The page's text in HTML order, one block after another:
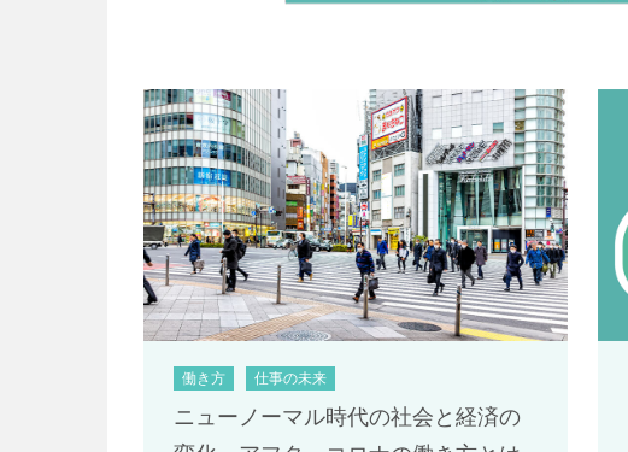
働き方 仕事の未来
ニューノーマル時代の社会と経済の